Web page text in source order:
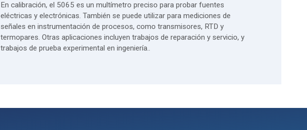
En calibración, el 5065 es un multímetro preciso para probar fuentes
eléctricas y electrónicas. También se puede utilizar para mediciones de
señales en instrumentación de procesos, como transmisores, RTD y
termopares. Otras aplicaciones incluyen trabajos de reparación y servicio, y
trabajos de prueba experimental en ingeniería..